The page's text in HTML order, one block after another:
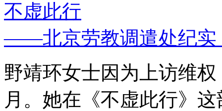
不虚此行
——北京劳教调遣处纪实
野靖环女士因为上访维
月。她在《不虚此行》